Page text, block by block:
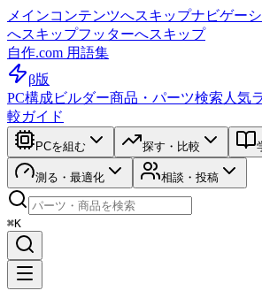
メインコンテンツへスキップナビゲー
へスキップフッターへスキップ
自作.com 用語集
β版
PC構成ビルダー商品・パーツ検索 人気
較ガイド
PCを組む 探す・比較
測る・最適化 相談・投稿
⌘K